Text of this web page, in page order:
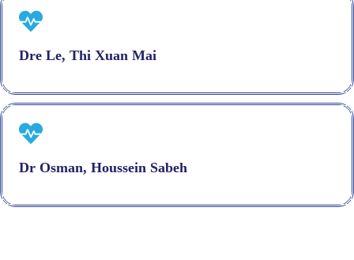
Dre Le, Thi Xuan Mai
Dr Osman, Houssein Sabeh